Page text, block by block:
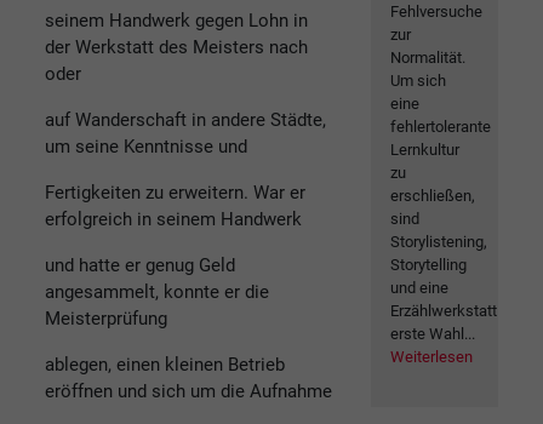
seinem Handwerk gegen Lohn in
der Werkstatt des Meisters nach
oder
auf Wanderschaft in andere Städte,
um seine Kenntnisse und
Fertigkeiten zu erweitern. War er
erfolgreich in seinem Handwerk
und hatte er genug Geld
angesammelt, konnte er die
Meisterprüfung
ablegen, einen kleinen Betrieb
eröffnen und sich um die Aufnahme
Fehlversuche
zur
Normalität.
Um sich
eine
fehlertolerante
Lernkultur
zu
erschließen,
sind
Storylistening,
Storytelling
und eine
Erzählwerkstatt
erste Wahl...
Weiterlesen